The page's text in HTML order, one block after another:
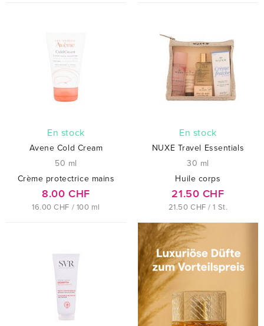
En stock
Avene Cold Cream
50 ml
Crème protectrice mains
8.00 CHF
16.00 CHF / 100 ml
En stock
NUXE Travel Essentials
30 ml
Huile corps
21.50 CHF
21.50 CHF / 1 St.